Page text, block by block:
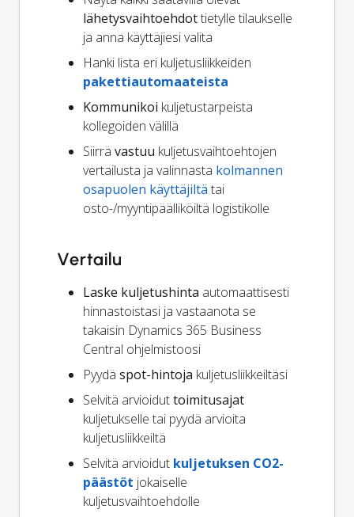
lähetysvaihtoehdottietylle tilaukselle
ja anna käyttäjiesi valita
Hanki lista eri kuljetusliikkeiden
pakettiautomaateista
Kommunikoi kuljetustarpeista
kollegoiden välillä
Siirrä vastuu kuljetusvaihtoehtojen
vertailusta ja valinnasta kolmannen
osapuolen käyttäjiltä tai
osto-/myyntipäälliköiltä logistikolle
Vertailu
Laske kuljetushinta automaattisesti
hinnastoistasi ja vastaanota se
takaisin Dynamics 365 Business
Central ohjelmistoosi
Pyydä spot-hintoja kuljetusliikkeiltäsi
Selvitä arvioiduttoimitusajat
kuljetukselle tai pyydä arvioita
kuljetusliikkeiltä
Selvitä arvioidut kuljetuksen CO2-
päästöt jokaiselle
kuljetusvaihtoehdolle